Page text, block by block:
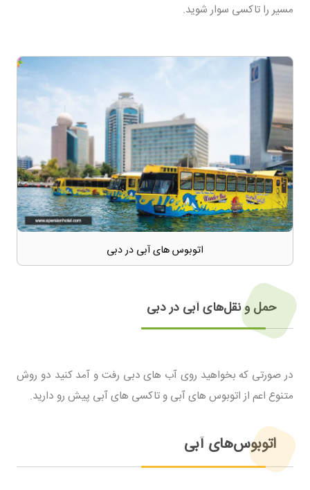
مسیر را تاکسی سوار شوید.
اتوبوس های آبی در دبی
حمل و نقل‌های آبی در دبی
در صورتی که بخواهید روی آب های دبی رفت و آمد کنید دو روش
متنوع اعم از اتوبوس های آبی و تاکسی های آبی پیش رو دارید.
اتوبوس‌های آبی